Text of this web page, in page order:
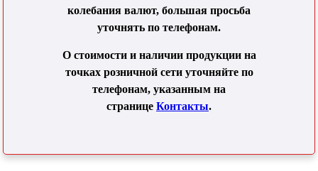
колебания валют, большая просьба
уточнять по телефонам.
О стоимости и наличии продукции на
точках розничной сети уточняйте по
телефонам, указанным на
странице Контакты.